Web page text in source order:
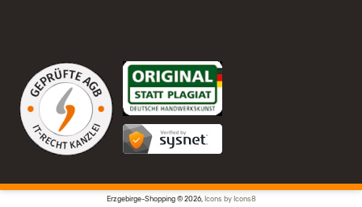
Erzgebirge-Shopping © 2026, Icons by Icons8